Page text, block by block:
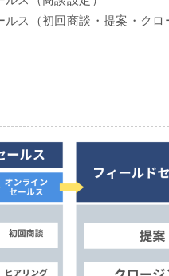
ス（初回商談・提案・クロ